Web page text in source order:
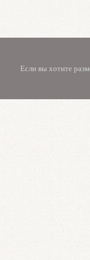
Если вы хотите